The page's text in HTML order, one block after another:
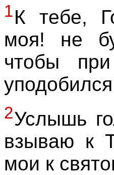
1К тебе,
моя! не
чтобы
2Услышь
взываю к
мои к